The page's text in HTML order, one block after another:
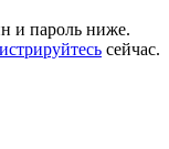
и пароль ниже.
сейчас.